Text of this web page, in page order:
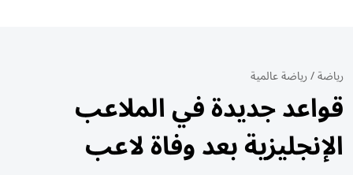
رياضة/رياضة عالمية
قواعد جديدة في الملاعب
الإنجليزية بعد وفاة لاعب